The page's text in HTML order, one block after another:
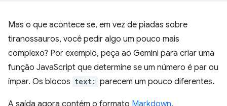
Mas o que acontece se, em vez de piadas sobre
tiranossauros, você pedir algo um pouco mais
complexo? Por exemplo, peça ao Gemini para criar uma
função JavaScript que determine se um número é par ou
ímpar. Os blocos text: parecem um pouco diferentes.
A saída agora contém o formato Markdown,